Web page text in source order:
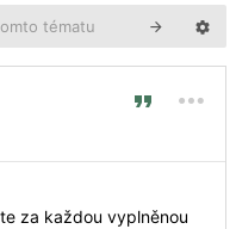
za každou vyplněnou